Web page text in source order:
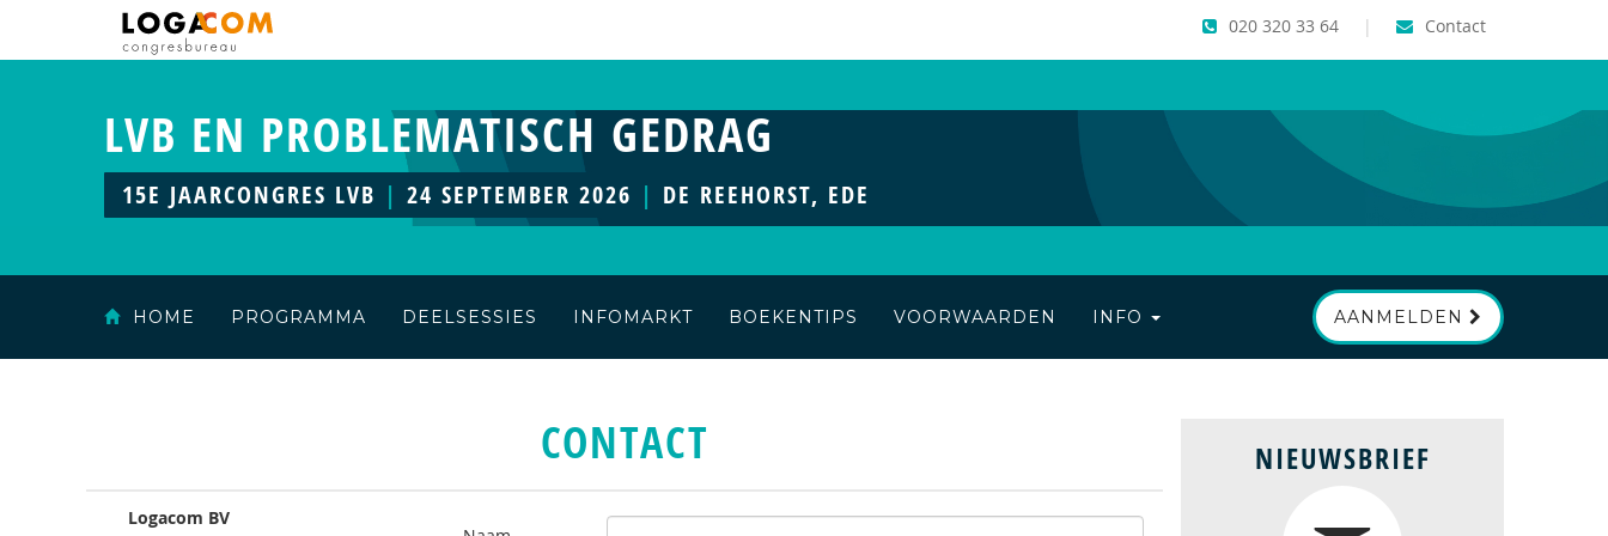
Contact
|
020 320 33 64
LVB EN PROBLEMATISCH GEDRAG
15E JAARCONGRES LVB | 24 SEPTEMBER 2026 | DE REEHORST, EDE
HOME PROGRAMMA DEELSESSIES INFOMARKT BOEKENTIPS VOORWAARDEN INFO AANMELDEN
CONTACT
Logacom BV
NIEUWSBRIEF